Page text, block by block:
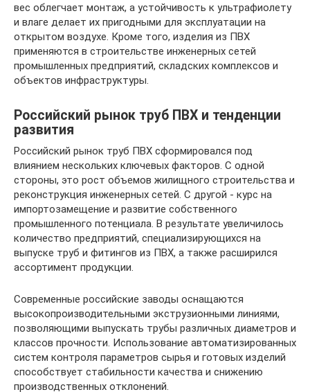
вес облегчает монтаж, а устойчивость к ультрафиолету
и влаге делает их пригодными для эксплуатации на
открытом воздухе. Кроме того, изделия из ПВХ
применяются в строительстве инженерных сетей
промышленных предприятий, складских комплексов и
объектов инфраструктуры.
Российский рынок труб ПВХ и тенденции
развития
Российский рынок труб ПВХ сформировался под
влиянием нескольких ключевых факторов. С одной
стороны, это рост объемов жилищного строительства и
реконструкция инженерных сетей. С другой - курс на
импортозамещение и развитие собственного
промышленного потенциала. В результате увеличилось
количество предприятий, специализирующихся на
выпуске труб и фитингов из ПВХ, а также расширился
ассортимент продукции.
Современные российские заводы оснащаются
высокопроизводительными экструзионными линиями,
позволяющими выпускать трубы различных диаметров и
классов прочности. Использование автоматизированных
систем контроля параметров сырья и готовых изделий
способствует стабильности качества и снижению
производственных отклонений.